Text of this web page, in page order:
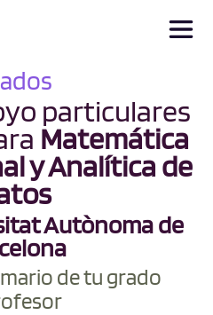
particulares
Matemática
y Analítica de
Autònoma de
de tu grado